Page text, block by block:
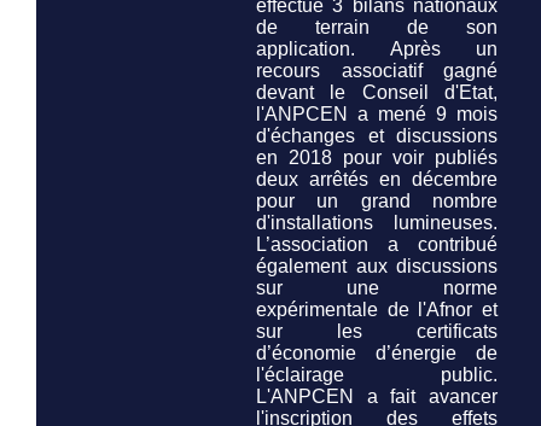
effectué 3 bilans nationaux
de terrain de son
application. Après un
recours associatif gagné
devant le Conseil d'Etat,
l'ANPCEN a mené 9 mois
d'échanges et discussions
en 2018 pour voir publiés
deux arrêtés en décembre
pour un grand nombre
d'installations lumineuses.
L’association a contribué
également aux discussions
sur une norme
expérimentale de l'Afnor et
sur les certificats
d’économie d’énergie de
l'éclairage public.
L'ANPCEN a fait avancer
l'inscription des effets